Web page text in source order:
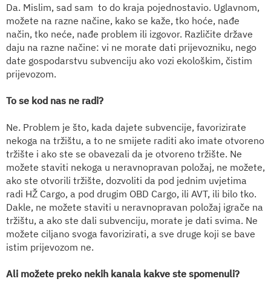
Da. Mislim, sad sam to do kraja pojednostavio. Uglavnom,
možete na razne načine, kako se kaže, tko hoće, nađe
način, tko neće, nađe problem ili izgovor. Različite države
daju na razne načine: vi ne morate dati prijevozniku, nego
date gospodarstvu subvenciju ako vozi ekološkim, čistim
prijevozom.
To se kod nas ne radi?
Ne. Problem je što, kada dajete subvencije, favorizirate
nekoga na tržištu, a to ne smijete raditi ako imate otvoreno
tržište i ako ste se obavezali da je otvoreno tržište. Ne
možete staviti nekoga u neravnopravan položaj, ne možete,
ako ste otvorili tržište, dozvoliti da pod jednim uvjetima
radi HŽ Cargo, a pod drugim OBD Cargo, ili AVT, ili bilo tko.
Dakle, ne možete staviti u neravnopravan položaj igrače na
tržištu, a ako ste dali subvenciju, morate je dati svima. Ne
možete ciljano svoga favorizirati, a sve druge koji se bave
istim prijevozom ne.
Ali možete preko nekih kanala kakve ste spomenuli?